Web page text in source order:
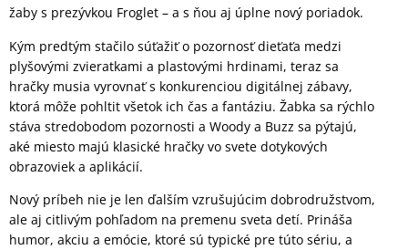
žaby s prezývkou Froglet – a s ňou aj úplne nový poriadok.
Kým predtým stačilo súťažiť o pozornosť dieťaťa medzi
plyšovými zvieratkami a plastovými hrdinami, teraz sa
hračky musia vyrovnať s konkurenciou digitálnej zábavy,
ktorá môže pohltit všetok ich čas a fantáziu. Žabka sa rýchlo
stáva stredobodom pozornosti a Woody a Buzz sa pýtajú,
aké miesto majú klasické hračky vo svete dotykových
obrazoviek a aplikácií.
Nový príbeh nie je len ďalším vzrušujúcim dobrodružstvom,
ale aj citlivým pohľadom na premenu sveta detí. Prináša
humor, akciu a emócie, ktoré sú typické pre túto sériu, a